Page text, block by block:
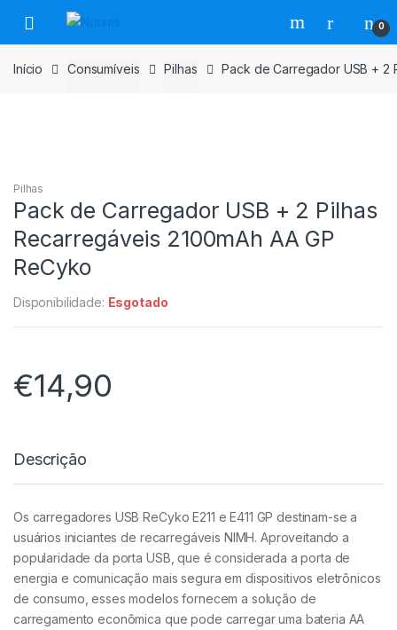
para
navegação
para
o
conteúdo
0
Início Consumíveis Pilhas Pack de Carregador USB + 2
Pilhas
Pack de Carregador USB + 2 Pilhas
Recarregáveis 2100mAh AA GP
ReCyko
Disponibilidade: Esgotado
€14,90
Descrição
Os carregadores USB ReCyko E211 e E411 GP destinam-se a
usuários iniciantes de recarregáveis ​​NIMH. Aproveitando a
popularidade da porta USB, que é considerada a porta de
energia e comunicação mais segura em dispositivos eletrônicos
de consumo, esses modelos fornecem a solução de
carregamento econômica que pode carregar uma bateria AA